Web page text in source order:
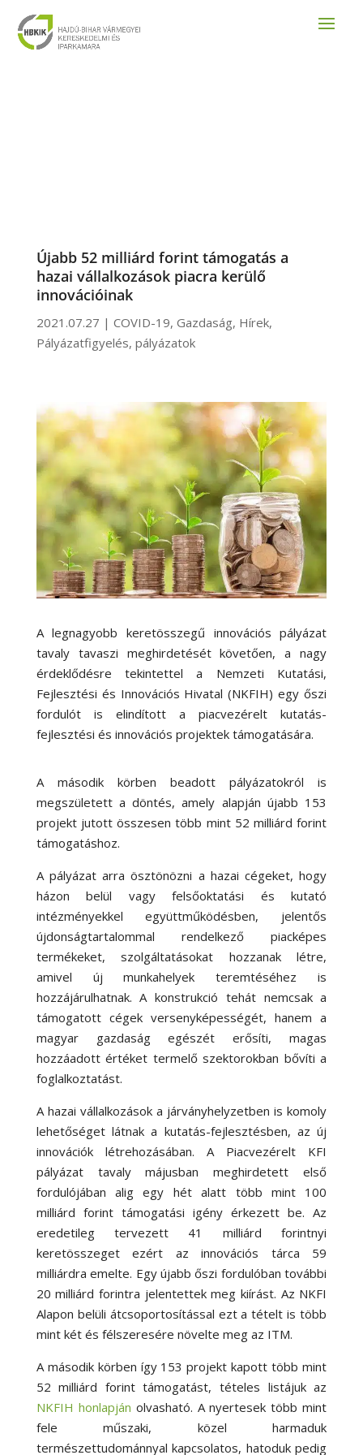
Újabb 52 milliárd forint támogatás a
hazai vállalkozások piacra kerülő
innovációinak
2021.07.27 | COVID-19, Gazdaság, Hírek,
Pályázatfigyelés, pályázatok
A legnagyobb keretösszegű innovációs pályázat
tavaly tavaszi meghirdetését követően, a nagy
érdeklődésre tekintettel a Nemzeti Kutatási,
Fejlesztési és Innovációs Hivatal (NKFIH) egy őszi
fordulót is elindított a piacvezérelt kutatás-
fejlesztési és innovációs projektek támogatására.
A második körben beadott pályázatokról is
megszületett a döntés, amely alapján újabb 153
projekt jutott összesen több mint 52 milliárd forint
támogatáshoz.
A pályázat arra ösztönözni a hazai cégeket, hogy
házon belül vagy felsőoktatási és kutató
intézményekkel együttműködésben, jelentős
újdonságtartalommal rendelkező piacképes
termékeket, szolgáltatásokat hozzanak létre,
amivel új munkahelyek teremtéséhez is
hozzájárulhatnak. A konstrukció tehát nemcsak a
támogatott cégek versenyképességét, hanem a
magyar gazdaság egészét erősíti, magas
hozzáadott értéket termelő szektorokban bővíti a
foglalkoztatást.
A hazai vállalkozások a járványhelyzetben is komoly
lehetőséget látnak a kutatás-fejlesztésben, az új
innovációk létrehozásában. A Piacvezérelt KFI
pályázat tavaly májusban meghirdetett első
fordulójában alig egy hét alatt több mint 100
milliárd forint támogatási igény érkezett be. Az
eredetileg tervezett 41 milliárd forintnyi
keretösszeget ezért az innovációs tárca 59
milliárdra emelte. Egy újabb őszi fordulóban további
20 milliárd forintra jelentettek meg kiírást. Az NKFI
Alapon belüli átcsoportosítással ezt a tételt is több
mint két és félszeresére növelte meg az ITM.
A második körben így 153 projekt kapott több mint
52 milliárd forint támogatást, tételes listájuk az
NKFIH honlapján olvasható. A nyertesek több mint
fele műszaki, közel harmaduk
természettudománnyal kapcsolatos, hatoduk pedig